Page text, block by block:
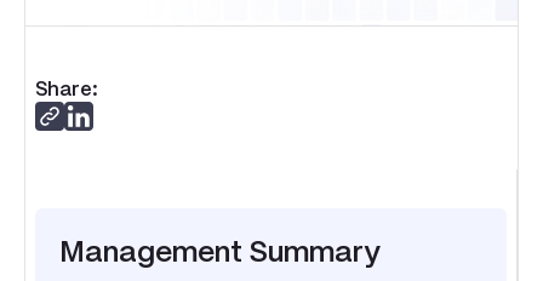
Management Summary
Share: